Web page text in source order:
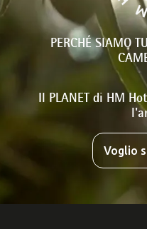
PERCHÉ SIAMO
Il PLANET di HM
Voglio